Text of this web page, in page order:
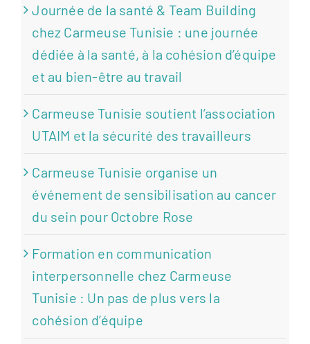
Journée de la santé & Team Building
chez Carmeuse Tunisie : une journée
dédiée à la santé, à la cohésion d’équipe
et au bien-être au travail
Carmeuse Tunisie soutient l’association
UTAIM et la sécurité des travailleurs
Carmeuse Tunisie organise un
événement de sensibilisation au cancer
du sein pour Octobre Rose
Formation en communication
interpersonnelle chez Carmeuse
Tunisie : Un pas de plus vers la
cohésion d’équipe